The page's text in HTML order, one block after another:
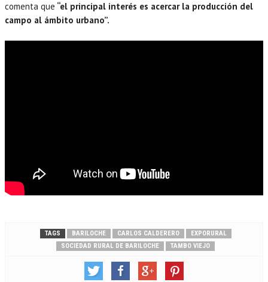
comenta que “el principal interés es acercar la producción del
campo al ámbito urbano”.
TAGS BARILOCHE CARLOS CALDERERO
EXPORURAL
SOCIEDAD RURAL DE BARILOCHE
TAMBO VIEJO